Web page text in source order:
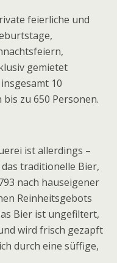
feierliche und
gemietet
10
zu 650 Personen.
ist allerdings –
traditionelle Bier,
nach hauseigener
Reinheitsgebots
Bier ist ungefiltert,
wird frisch gezapft
durch eine süffige,